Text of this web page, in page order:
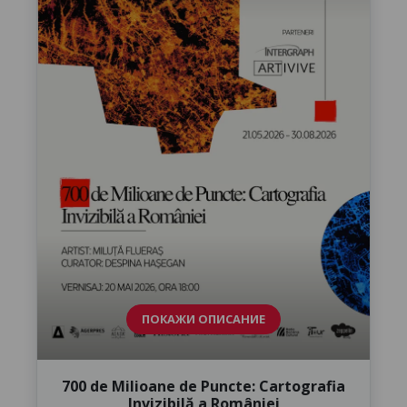
ПОКАЖИ ОПИСАНИЕ
700 de Milioane de Puncte: Cartografia